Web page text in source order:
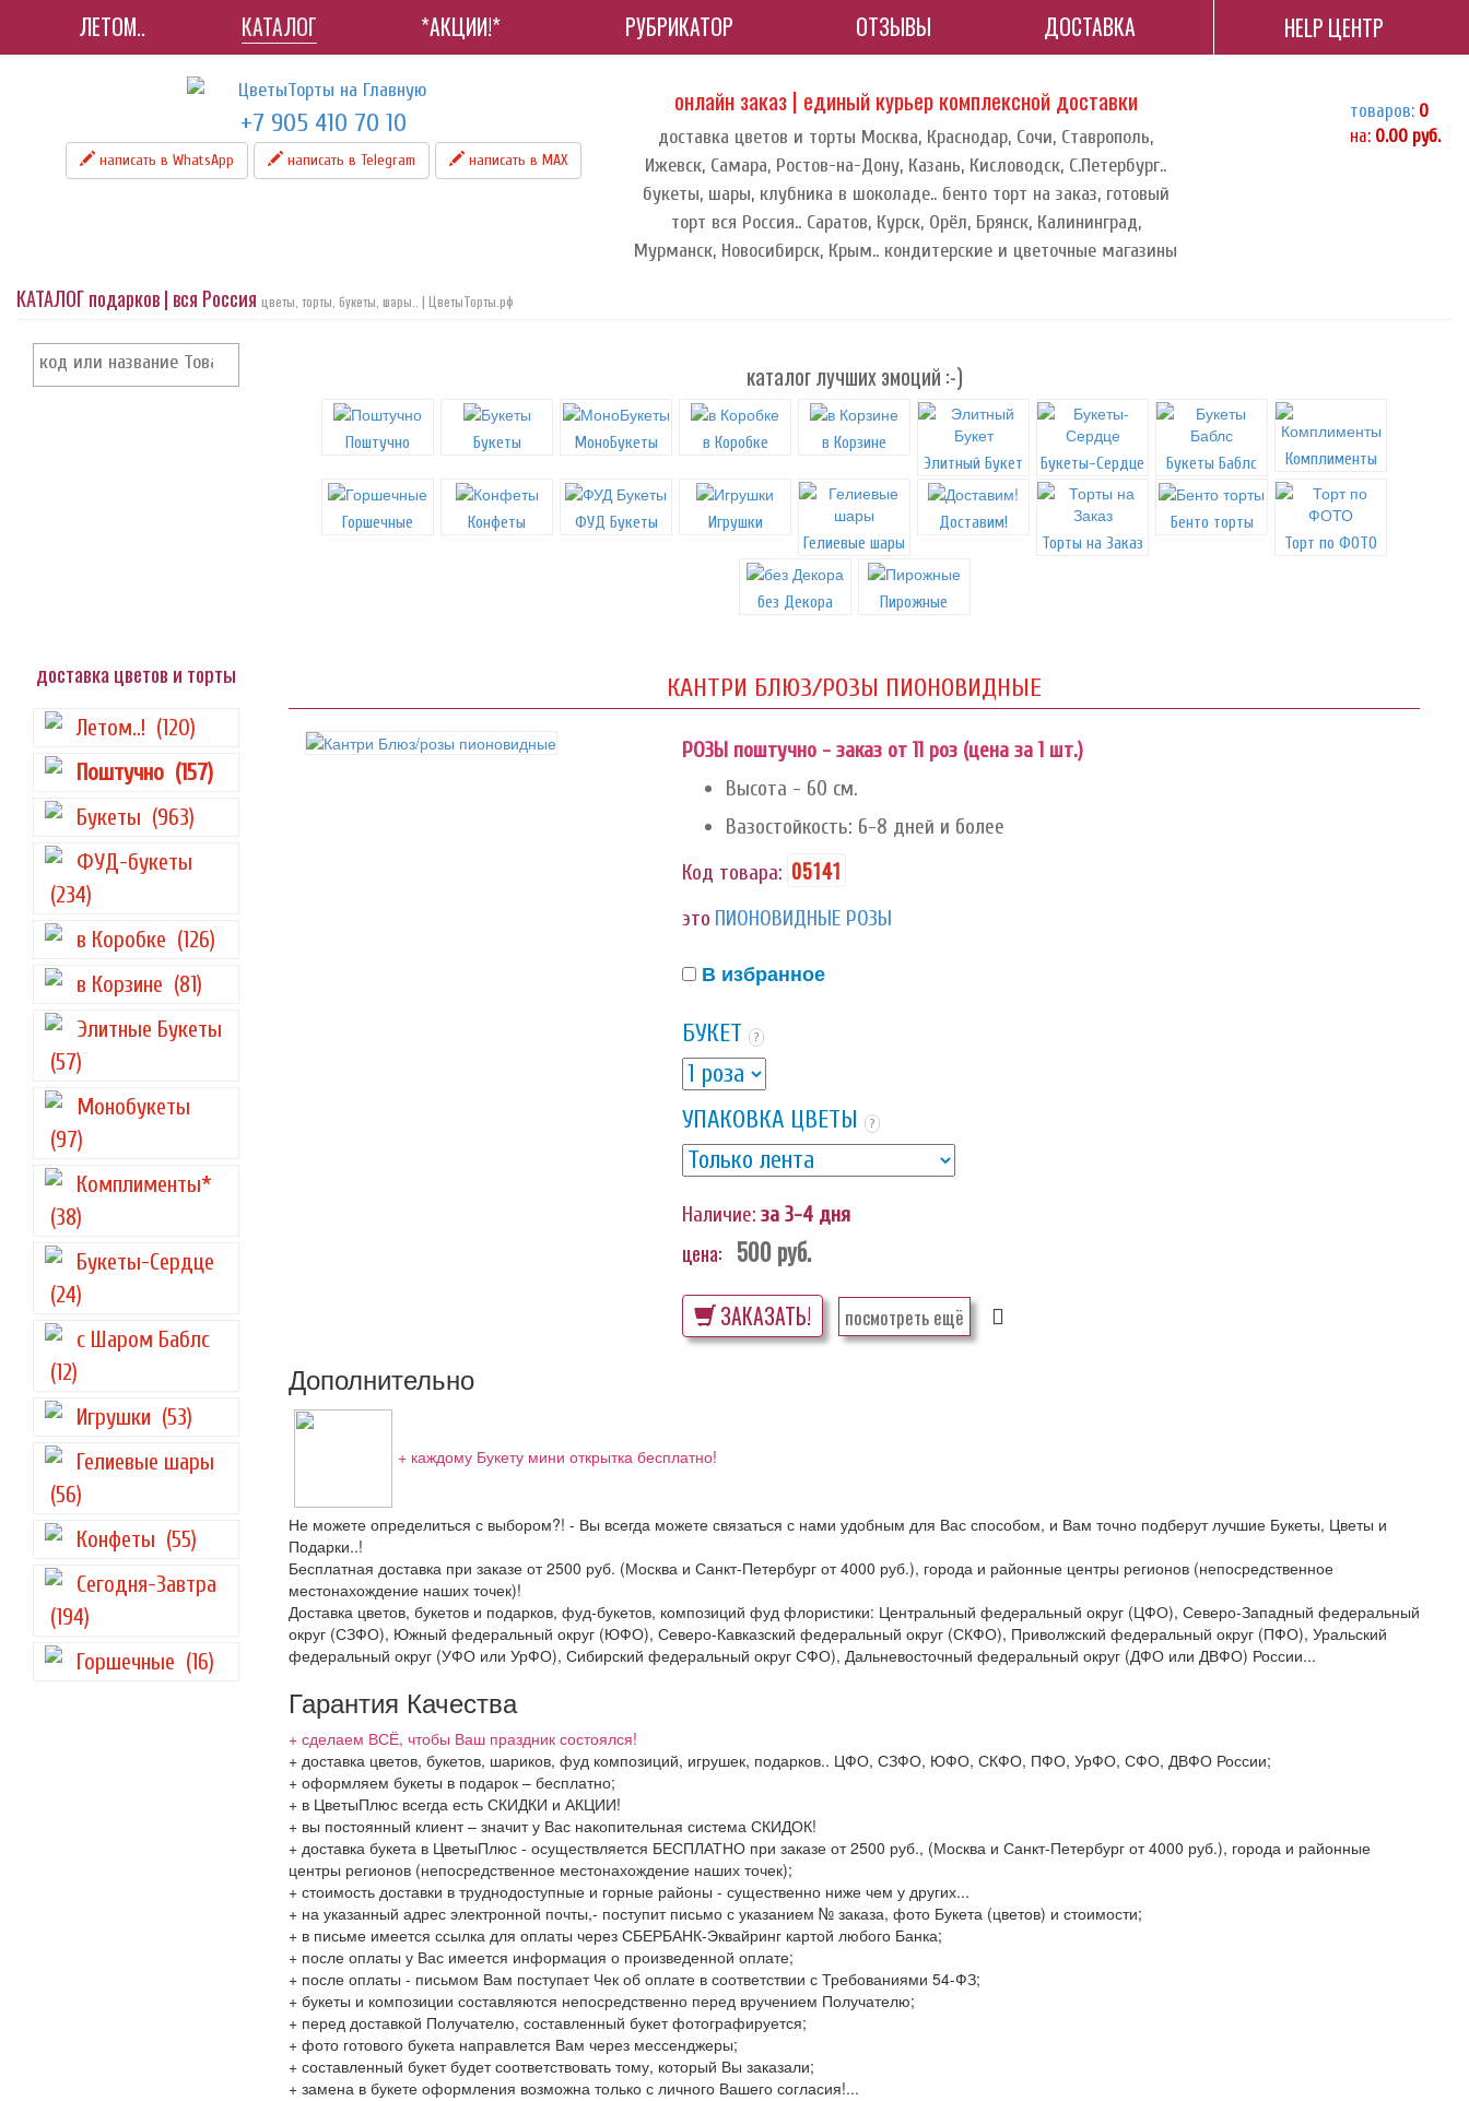
ЛЕТОМ.. КАТАЛОГ *АКЦИИ!* РУБРИКАТОР ОТЗЫВЫ ДОСТАВКА HELP ЦЕНТР
+7 905 410 70 10
написать в WhatsApp написать в Telegram написать в МАХ
онлайн заказ | единый курьер комплексной доставки
доставка цветов и торты Москва, Краснодар, Сочи, Ставрополь,
Ижевск, Самара, Ростов-на-Дону, Казань, Кисловодск, С.Петербург..
букеты, шары, клубника в шоколаде.. бенто торт на заказ, готовый
торт вся Россия.. Саратов, Курск, Орёл, Брянск, Калининград,
Мурманск, Новосибирск, Крым.. кондитерские и цветочные магазины
товаров: 0
на: 0.00 руб.
КАТАЛОГ подарков | вся Россия цветы, торты, букеты, шары.. | ЦветыТорты.рф
каталог лучших эмоций :-)
Поштучно Букеты МоноБукеты в Коробке
в Корзине
Элитный Букет
Букеты-Сердце Букеты Баблс Комплименты
Горшечные Конфеты ФУД Букеты
Игрушки
Гелиевые шары
Доставим!
Торты на Заказ
Бенто торты
Торт по ФОТО
без Декора Пирожные
доставка цветов и торты
Летом..! (120)
Поштучно (157)
Букеты (963)
ФУД-букеты
(234)
в Коробке (126)
в Корзине (81)
Элитные Букеты
(57)
Монобукеты
(97)
Комплименты*
(38)
Букеты-Сердце
(24)
с Шаром Баблс
(12)
Игрушки (53)
Гелиевые шары
(56)
Конфеты (55)
Сегодня-Завтра
(194)
Горшечные (16)
КАНТРИ БЛЮЗ/РОЗЫ ПИОНОВИДНЫЕ
РОЗЫ поштучно - заказ от 11 роз (цена за 1 шт.)
Высота - 60 см.
Вазостойкость: 6-8 дней и более
Код товара: 05141
это ПИОНОВИДНЫЕ РОЗЫ
В избранное
БУКЕТ ?
УПАКОВКА ЦВЕТЫ ?
Наличие: за 3-4 дня
цена: 500руб.
ЗАКАЗАТЬ! посмотреть ещё
Дополнительно
+ каждому Букету мини открытка бесплатно!
Не можете определиться с выбором?! - Вы всегда можете связаться с нами удобным для Вас способом, и Вам точно подберут лучшие Букеты, Цветы и
Подарки..!
Бесплатная доставка при заказе от 2500 руб. (Москва и Санкт-Петербург от 4000 руб.), города и районные центры регионов (непосредственное
местонахождение наших точек)!
Доставка цветов, букетов и подарков, фуд-букетов, композиций фуд флористики: Центральный федеральный округ (ЦФО), Северо-Западный федеральный
округ (СЗФО), Южный федеральный округ (ЮФО), Северо-Кавказский федеральный округ (СКФО), Приволжский федеральный округ (ПФО), Уральский
федеральный округ (УФО или УрФО), Сибирский федеральный округ СФО), Дальневосточный федеральный округ (ДФО или ДВФО) России...
Гарантия Качества
+ сделаем ВСЁ, чтобы Ваш праздник состоялся!
+ доставка цветов, букетов, шариков, фуд композиций, игрушек, подарков.. ЦФО, СЗФО, ЮФО, СКФО, ПФО, УрФО, СФО, ДВФО России;
+ оформляем букеты в подарок – бесплатно;
+ в ЦветыПлюс всегда есть СКИДКИ и АКЦИИ!
+ вы постоянный клиент – значит у Вас накопительная система СКИДОК!
+ доставка букета в ЦветыПлюс - осуществляется БЕСПЛАТНО при заказе от 2500 руб., (Москва и Санкт-Петербург от 4000 руб.), города и районные
центры регионов (непосредственное местонахождение наших точек);
+ стоимость доставки в труднодоступные и горные районы - существенно ниже чем у других...
+ на указанный адрес электронной почты,- поступит письмо с указанием № заказа, фото Букета (цветов) и стоимости;
+ в письме имеется ссылка для оплаты через СБЕРБАНК-Эквайринг картой любого Банка;
+ после оплаты у Вас имеется информация о произведенной оплате;
+ после оплаты - письмом Вам поступает Чек об оплате в соответствии с Требованиями 54-ФЗ;
+ букеты и композиции составляются непосредственно перед вручением Получателю;
+ перед доставкой Получателю, составленный букет фотографируется;
+ фото готового букета направлется Вам через мессенджеры;
+ составленный букет будет соответствовать тому, который Вы заказали;
+ замена в букете оформления возможна только с личного Вашего согласия!...